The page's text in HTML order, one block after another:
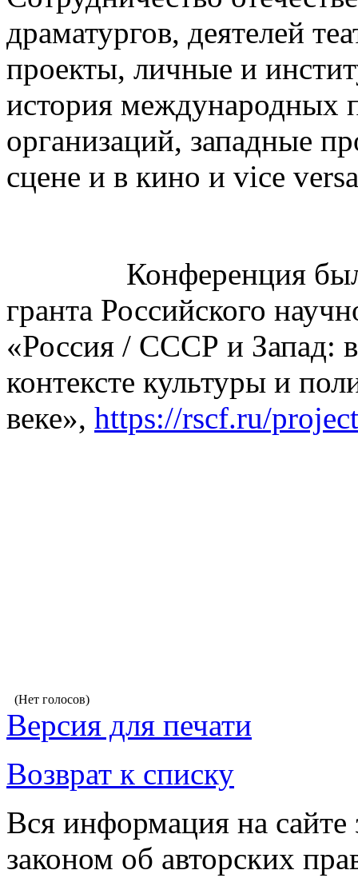
драматургов, деятелей
проекты, личные и
история международных
организаций, западные
сцене и в кино и vice
Конференция была
гранта Российского
«Россия / СССР и Запад:
контексте культуры и
веке», https://rscf.ru/
(Нет голосов)
Версия для печати
Возврат к списку
Вся информация на
законом об авторских